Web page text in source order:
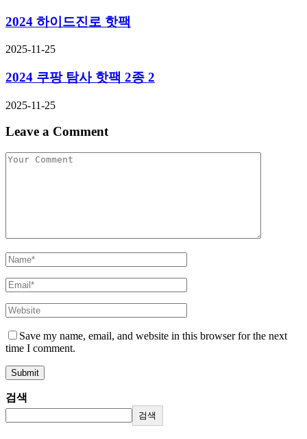
2024 하이드진로 핫팩
2025-11-25
2024 쿠팡 탐사 핫팩 2종 2
2025-11-25
Leave a Comment
Save my name, email, and website in this browser for the next
time I comment.
검색
검색